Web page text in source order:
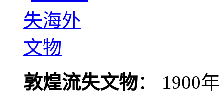
敦煌流失文物： 1900